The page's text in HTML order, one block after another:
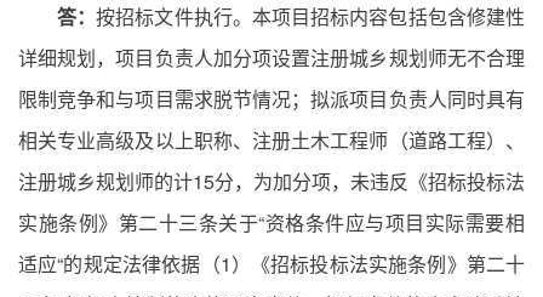
答：按招标文件执行。本项目招标内容包括包含修建性
详细规划，项目负责人加分项设置注册城乡规划师无不合理
限制竞争和与项目需求脱节情况；拟派项目负责人同时具有
相关专业高级及以上职称、注册土木工程师（道路工程）、
注册城乡规划师的计15分，为加分项，未违反《招标投标法
实施条例》第二十三条关于“资格条件应与项目实际需要相
适应“的规定法律依据（1）《招标投标法实施条例》第二十